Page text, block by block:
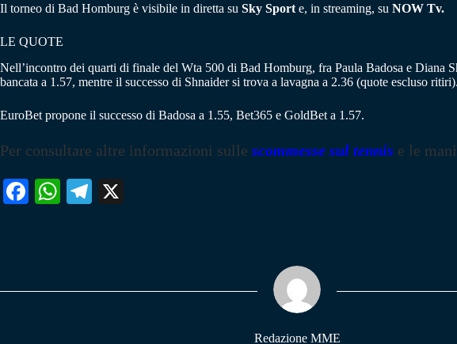
Il torneo di Bad Homburg è visibile in diretta su Sky Sport e, in streaming, su NOW Tv.
LE QUOTE
Nell’incontro dei quarti di finale del Wta 500 di Bad Homburg, fra Paula Badosa e Diana
bancata a 1.57, mentre il successo di Shnaider si trova a lavagna a 2.36 (quote escluso ritiri).
EuroBet propone il successo di Badosa a 1.55, Bet365 e GoldBet a 1.57.
Per consultare altre informazioni sulle scommesse sul tennis e le
Fa W
pp
Te
m
Redazione MME